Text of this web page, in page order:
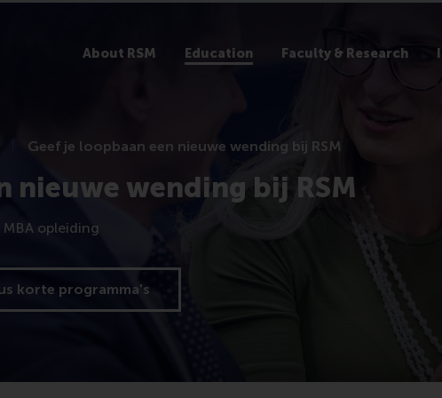
About RSM Education Faculty & Research
Geef je loopbaan een nieuwe wending bij RSM
nieuwe wending bij RSM
opleiding
korte programma's